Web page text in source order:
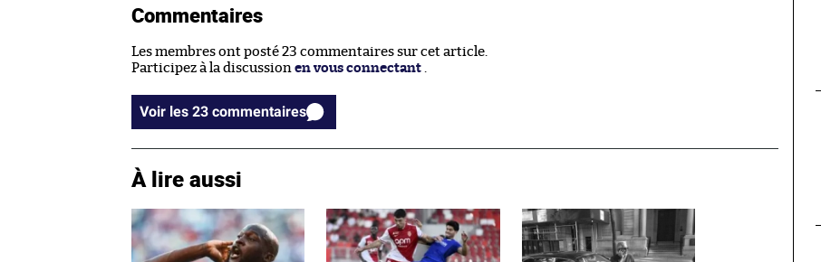
Commentaires
Les membres ont posté 23 commentaires sur cet article.
Participez à la discussion en vous connectant
Voir les 23 commentaires
À lire aussi